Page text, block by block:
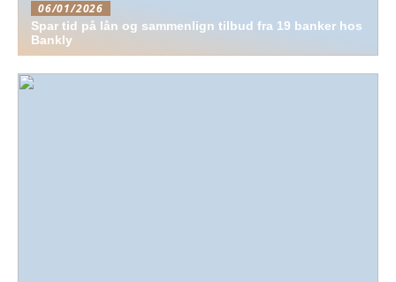
06/01/2026
Spar tid på lån og sammenlign tilbud fra 19 banker hos
Bankly